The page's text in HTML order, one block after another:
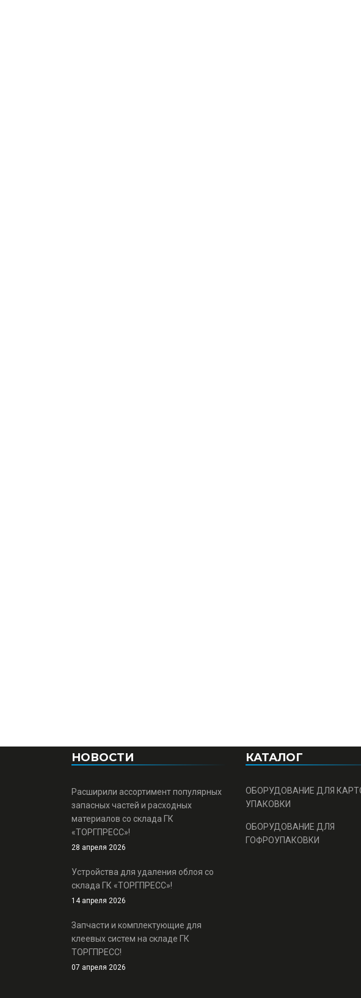
НОВОСТИ
Расширили ассортимент популярных
запасных частей и расходных
материалов со склада ГК
«ТОРГПРЕСС»!
28 апреля 2026
Устройства для удаления облоя со
склада ГК «ТОРГПРЕСС»!
14 апреля 2026
Запчасти и комплектующие для
клеевых систем на складе ГК
ТОРГПРЕСС!
07 апреля 2026
КАТАЛОГ
ОБОРУДОВАНИЕ ДЛЯ
УПАКОВКИ
ОБОРУДОВАНИЕ ДЛЯ
ГОФРОУПАКОВКИ